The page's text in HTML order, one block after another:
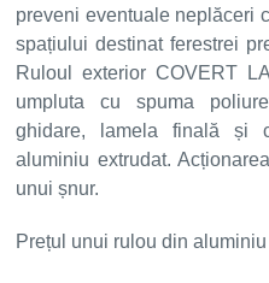
preveni eventuale neplăceri
spațiului destinat ferestrei
Ruloul exterior COVERT
umpluta cu spuma
ghidare, lamela finală și
aluminiu extrudat.
unui șnur.
Prețul unui rulou din